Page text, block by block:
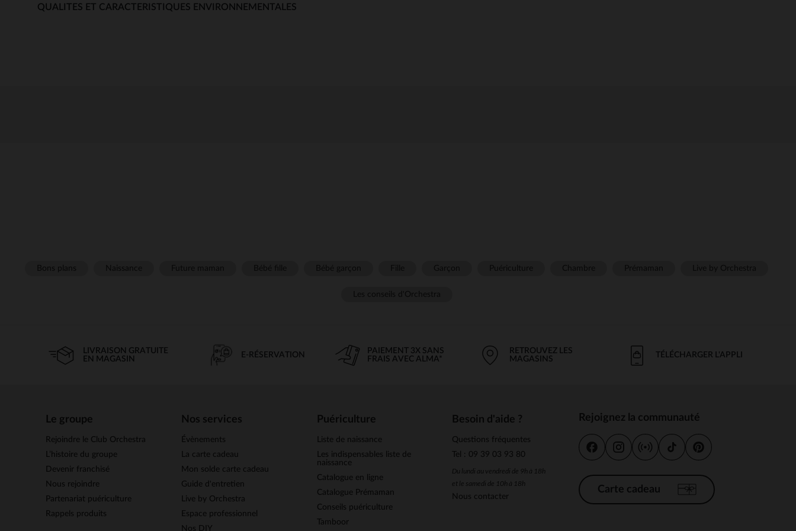
QUALITES ET CARACTERISTIQUES ENVIRONNEMENTALES
LIVRAISON GRATUITE
EN MAGASIN
E-RÉSERVATION
PAIEMENT 3X SANS
FRAIS AVEC ALMA*
RETROUVEZ LES
MAGASINS
TÉLÉCHARGER L'APPLI
Le groupe
Rejoindre le Club Orchestra
L’histoire du groupe
Devenir franchisé
Nous rejoindre
Partenariat puériculture
Rappels produits
Nos services
Évènements
La carte cadeau
Mon solde carte cadeau
Guide d'entretien
Live by Orchestra
Espace professionnel
Nos DIY
Puériculture
Liste de naissance
Les indispensables liste de
naissance
Catalogue en ligne
Catalogue Prémaman
Conseils puériculture
Tamboor
Besoin d'aide ?
Questions fréquentes
Tel : 09 39 03 93 80
Du lundi au vendredi de 9h à 18h
et le samedi de 10h à 18h
Nous contacter
Rejoignez la communauté
Carte cadeau